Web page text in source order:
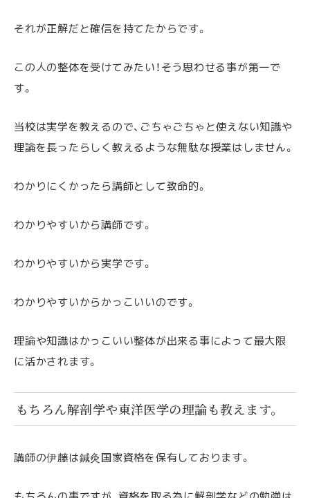
それが正解だと確信を持てたからです。
この人の整体を受けてみたい！そう思わせる事が第一で
す。
当校は実学を教えるので、ごちゃごちゃと使えない知識や
理論を長ったらしく教えるような無駄な授業はしません。
わかりにくかったら講師として致命的。
わかりやすいから講師です。
わかりやすいから実学です。
わかりやすいからかっこいいのです。
理論や知識はかっこいい整体が出来る事によって最大限
に活かされます。
もちろん解剖学や東洋医学の理論も教えます。
講師の伊藤は鍼灸国家資格を保有しております。